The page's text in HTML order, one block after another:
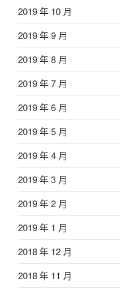
2019 年 10 月
2019 年 9 月
2019 年 8 月
2019 年 7 月
2019 年 6 月
2019 年 5 月
2019 年 4 月
2019 年 3 月
2019 年 2 月
2019 年 1 月
2018 年 12 月
2018 年 11 月